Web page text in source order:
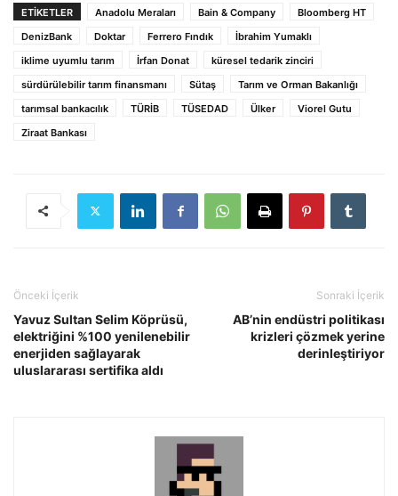
ETIKETLER Anadolu Meraları Bain & Company
Bloomberg HT
DenizBank
Doktar Ferrero Fındık
İbrahim Yumaklı
iklime uyumlu tarım
İrfan Donat
küresel tedarik zinciri
sürdürülebilir tarım finansmanı
Sütaş
Tarım ve Orman Bakanlığı
tarımsal bankacılık
TÜRİB TÜSEDAD Ülker
Viorel Gutu
Ziraat Bankası
Önceki İçerik
Yavuz Sultan Selim Köprüsü,
elektriğini %100 yenilenebilir
enerjiden sağlayarak
uluslararası sertifika aldı
Sonraki İçerik
AB’nin endüstri politikası
krizleri çözmek yerine
derinleştiriyor